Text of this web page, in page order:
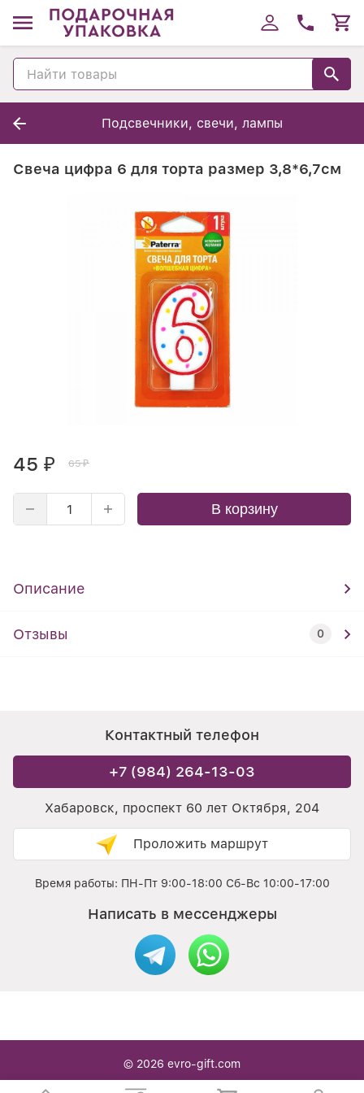
Подсвечники, свечи, лампы
Свеча цифра 6 для торта размер 3,8*6,7см
45 ₽ 65₽
В корзину
Описание
Отзывы 0
Контактный телефон
+7 (984) 264-13-03
Хабаровск, проспект 60 лет Октября, 204
Проложить маршрут
Время работы: ПН-Пт 9:00-18:00 Сб-Вс 10:00-17:00
Написать в мессенджеры
© 2026 evro-gift.com